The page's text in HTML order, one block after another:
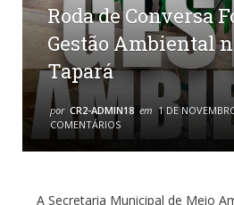
Roda de Conversa
Gestão Ambiental
Tapará
por CR2-ADMIN18 em 1 DE
COMENTÁRIOS
A Secretaria Municipal de Meio